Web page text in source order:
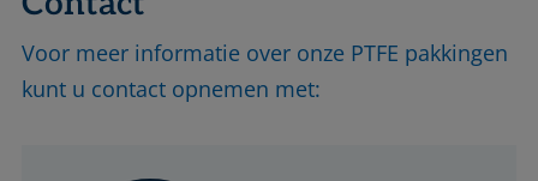
Voor meer informatie over onze PTFE pakkingen
kunt u contact opnemen met: